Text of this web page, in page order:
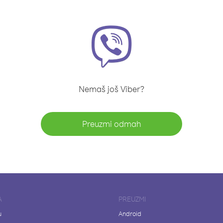
Nemaš još Viber?
Preuzmi odmah
PREUZMI
Android